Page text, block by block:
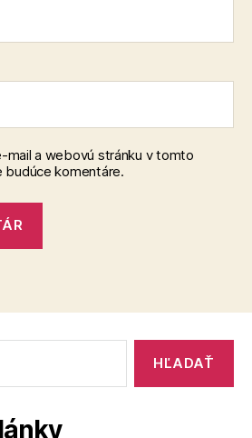
mail a webovú stránku v tomto
budúce komentáre.